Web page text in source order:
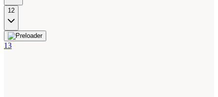
12
13